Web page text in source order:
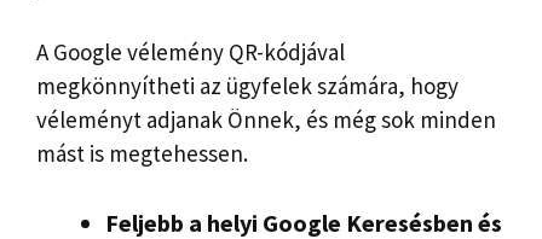
A Google vélemény QR-kódjával
megkönnyítheti az ügyfelek számára, hogy
véleményt adjanak Önnek, és még sok minden
mást is megtehessen.
Feljebb a helyi Google Keresésben és